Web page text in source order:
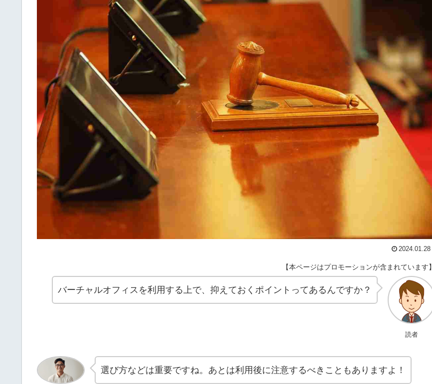
2024.01.28
【本ページはプロモーションが含まれています】
読者
バーチャルオフィスを利用する上で、抑えておくポイントってあるんですか？
選び方などは重要ですね。あとは利用後に注意するべきこともありますよ！